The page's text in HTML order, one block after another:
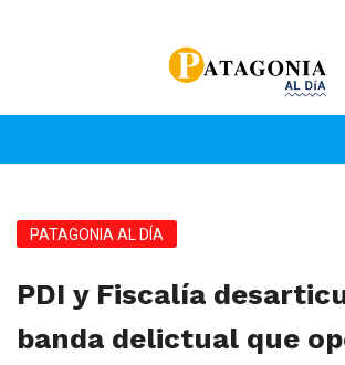
PATAGONIA AL DÍA
PDI y Fiscalía
banda delictual que